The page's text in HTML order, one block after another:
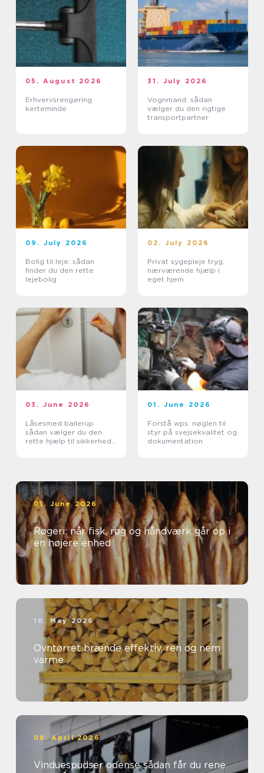
05. August 2026
Erhvervsrengøring
kerteminde
31. July 2026
Vognmand: sådan
vælger du den rigtige
transportpartner
09. July 2026
Bolig til leje: sådan
finder du den rette
lejebolig
02. July 2026
Privat sygepleje tryg,
nærværende hjælp i
eget hjem
03. June 2026
Låsesmed ballerup
sådan vælger du den
rette hjælp til sikkerhed
01. June 2026
Forstå wps: nøglen til
styr på svejsekvalitet og
dokumentation
01. June 2026
Røgeri: når fisk, røg og håndværk går op i
en højere enhed
10. May 2026
Ovntørret brænde effektiv, ren og nem
varme
08. April 2026
Vinduespudser odense sådan får du rene